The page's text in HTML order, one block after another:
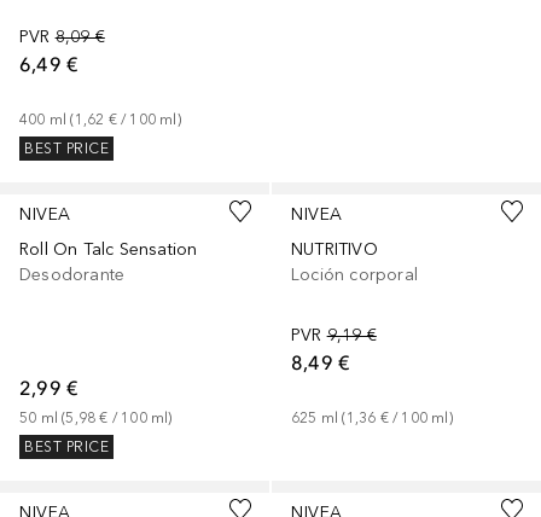
PVR 8,09 €
6,49 €
400 ml (1,62 € / 100 ml )
BEST PRICE
NIVEA
Roll On Talc Sensation
Desodorante
2,99 €
50 ml (5,98 € / 100 ml)
BEST PRICE
NIVEA
NUTRITIVO
Loción corporal
PVR 9,19 €
8,49 €
625 ml (1,36 € / 100 ml )